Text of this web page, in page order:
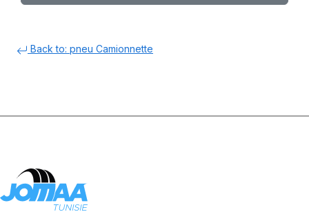
Back to: pneu Camionnette